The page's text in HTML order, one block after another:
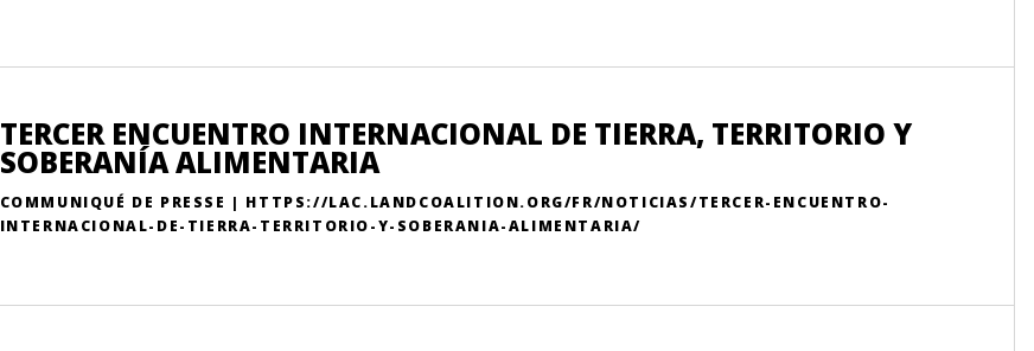
TERCER ENCUENTRO INTERNACIONAL DE TIERRA, TERRITORIO Y
SOBERANÍA ALIMENTARIA
COMMUNIQUÉ DE PRESSE | HTTPS://LAC.LANDCOALITION.ORG/FR/NOTICIAS/TERCER-ENCUENTRO-
INTERNACIONAL-DE-TIERRA-TERRITORIO-Y-SOBERANIA-ALIMENTARIA/